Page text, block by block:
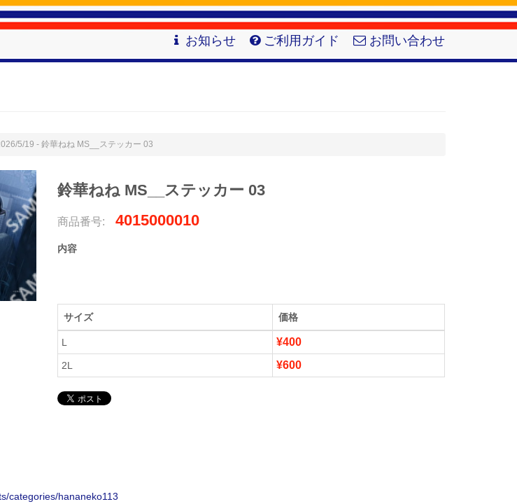
お知らせ ご利用ガイド お問い合わせ
5/19 - 鈴華ねね MS__ステッカー 03
鈴華ねね MS__ステッカー 03
商品番号: 4015000010
内容
サイズ 価格
L ¥400
2L ¥600
categories/hananeko113